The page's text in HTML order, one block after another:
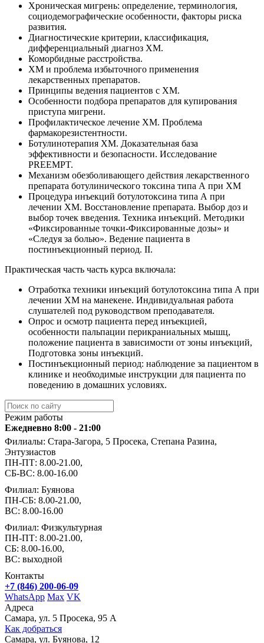
Хроническая мигрень: определение, терминология,
социодемографические особенности, факторы риска
развития.
Диагностические критерии, классификация,
дифференциальный диагноз ХМ.
Коморбидные расстройства.
ХМ и проблема избыточного применения
лекарственных препаратов.
Принципы ведения пациентов с ХМ.
Особенности подбора препаратов для купирования
приступа мигрени.
Профилактическое лечение ХМ. Проблема
фармакорезистентности.
Ботулинотерапия ХМ. Доказательная база
эффективности и безопасности. Исследование
PREEMPT.
Механизм обезболивающего действия лекарственного
препарата ботулинического токсина типа А при ХМ
Процедура инъекций ботулотоксина типа А при
лечении ХМ. Восстановление препарата. Выбор доз и
выбор точек введения. Техника инъекций. Методики
«Фиксированные точки-Фиксированные дозы» и
«Следуя за болью». Ведение пациента в
постинъекционный период. II.
Практическая часть часть курса включала:
Отработка техники инъекций ботулотоксина типа А при
лечении ХМ на манекене. Индивидуальная работа
слушателей под руководством преподавателя.
Опрос и осмотр пациента перед инъекцией,
особенности пальпации перикраниальных мышц,
положение пациента в зависимости от зоны инъекций,
Подготовка зоны инъекций.
Постинъекционный период: наблюдение за пациентом в
клинике и необходимые инструкции для пациента по
поведению в домашних условиях.
Режим работы
Ежедневно 8:00 - 21:00
Филиалы: Стара-Загора, 5 Просека, Степана Разина,
Энтузиастов
ПН-ПТ: 8.00-21.00,
СБ-ВС: 8.00-16.00
Филиал: Буянова
ПН-СБ: 8.00-21.00,
ВС: 8.00-16.00
Филиал: Физкультурная
ПН-ПТ: 8.00-21.00,
СБ: 8.00-16.00,
ВС: выходной
Контакты
+7 (846) 200-06-09
WhatsApp Max VK
Адреса
Самара, ул. 5 Просека, 95 А
Как добраться
Самара, ул. Буянова, 12